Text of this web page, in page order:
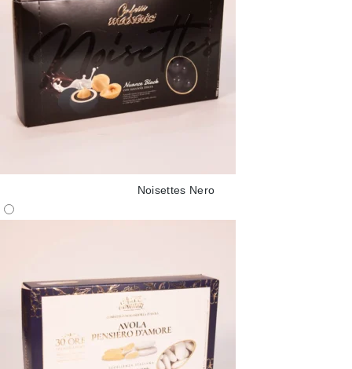
Noisettes Nero